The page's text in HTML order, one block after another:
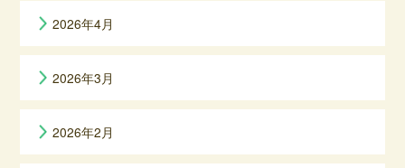
2026年4月
2026年3月
2026年2月